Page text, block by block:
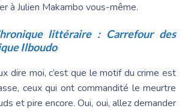
à Julien Makambo vous-même.
littéraire : Carrefour des
Ilboudo
dire moi, c’est que le motif du crime est
ceux qui ont commandité le meurtre
et pire encore. Oui, oui, allez demander